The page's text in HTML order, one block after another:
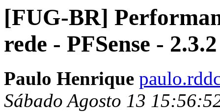
[FUG-BR]
rede - PFSense -
Paulo Henrique
Sábado Agosto 13